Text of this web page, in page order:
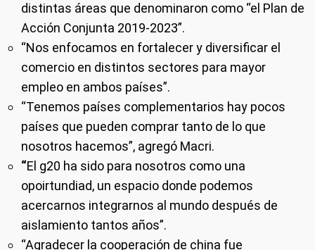
distintas áreas que denominaron como “el Plan de
Acción Conjunta 2019-2023”.
“Nos enfocamos en fortalecer y diversificar el
comercio en distintos sectores para mayor
empleo en ambos países”.
“Tenemos países complementarios hay pocos
países que pueden comprar tanto de lo que
nosotros hacemos”, agregó Macri.
“El g20 ha sido para nosotros como una
opoirtundiad, un espacio donde podemos
acercarnos integrarnos al mundo después de
aislamiento tantos años”.
“Agradecer la cooperación de china fue